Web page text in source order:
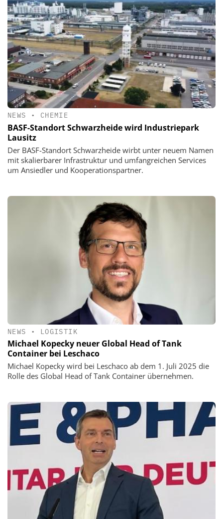
NEWS • CHEMIE
BASF-Standort Schwarzheide wird Industriepark
Lausitz
Der BASF-Standort Schwarzheide wirbt unter neuem Namen
mit skalierbarer Infrastruktur und umfangreichen Services
um Ansiedler und Kooperationspartner.
NEWS • LOGISTIK
Michael Kopecky neuer Global Head of Tank
Container bei Leschaco
Michael Kopecky wird bei Leschaco ab dem 1. Juli 2025 die
Rolle des Global Head of Tank Container übernehmen.